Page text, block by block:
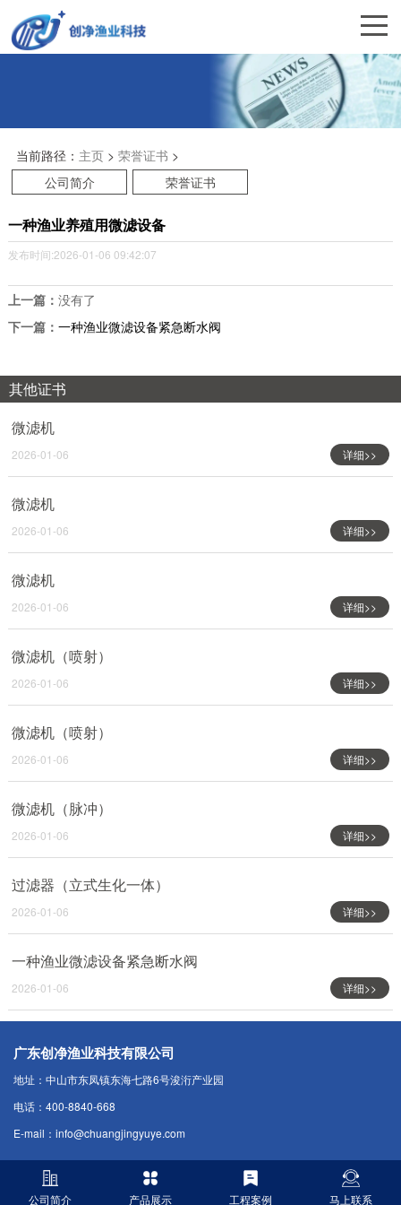
当前路径： 主页> 荣誉证书 >
公司简介
荣誉证书
一种渔业养殖用微滤设备
发布时间:2026-01-06 09:42:07
上一篇： 没有了
下一篇： 一种渔业微滤设备紧急断水阀
其他证书
微滤机
2026-01-06 详细>>
微滤机
2026-01-06 详细>>
微滤机
2026-01-06 详细>>
微滤机（喷射）
2026-01-06 详细>>
微滤机（喷射）
2026-01-06 详细>>
微滤机（脉冲）
2026-01-06 详细>>
过滤器（立式生化一体）
2026-01-06 详细>>
一种渔业微滤设备紧急断水阀
2026-01-06 详细>>
广东创净渔业科技有限公司
地址：中山市东凤镇东海七路6号浚洐产业园
电话：400-8840-668
E-mail：info@chuangjingyuye.com
公司简介 产品展示 工程案例 马上联系